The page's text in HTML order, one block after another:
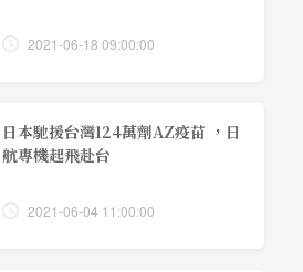
2021-06-18 09:00:00
日本馳援台灣124萬劑AZ疫苗 ，日
航專機起飛赴台
2021-06-04 11:00:00